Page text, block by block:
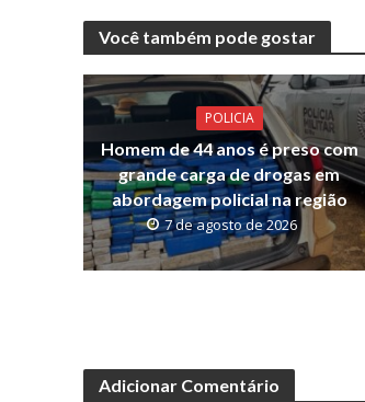
e
b
o
o
k
itt
er
Você também pode gostar
POLICIA
Homem de 44 anos é preso com
grande carga de drogas em
abordagem policial na região
7 de agosto de 2026
Adicionar Comentário